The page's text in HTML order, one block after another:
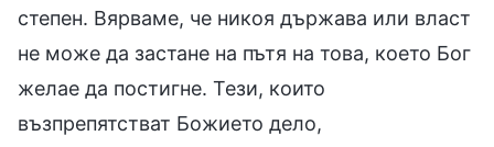
степен. Вярваме, че никоя държава или власт
не може да застане на пътя на това, което Бог
желае да постигне. Тези, които
възпрепятстват Божието дело,